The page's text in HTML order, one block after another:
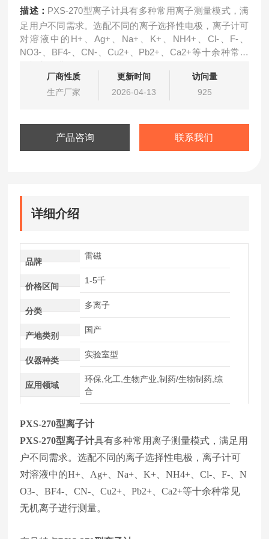
描述： PXS-270型离子计具有多种常用离子测量模式，满
足用户不同需求。选配不同的离子选择性电极，离子计可
对溶液中的H+、Ag+、Na+、K+、NH4+、Cl-、F-、
NO3-、BF4-、CN-、Cu2+、Pb2+、Ca2+等十余种常见
厂商性质
生产厂家
更新时间
2026-04-13
访问量
925
产品咨询 联系我们
详细介绍
品牌
雷磁
价格区间
1-5千
分类
多离子
产地类别
国产
仪器种类
实验室型
应用领域
环保,化工,生物产业,制药/生物制药,综
合
PXS-270型离子计
PXS-270型离子计具有多种常用离子测量模式，满足用
户不同需求。选配不同的离子选择性电极，离子计可
对溶液中的H+、Ag+、Na+、K+、NH4+、Cl-、F-、N
O3-、BF4-、CN-、Cu2+、Pb2+、Ca2+等十余种常见
无机离子进行测量。